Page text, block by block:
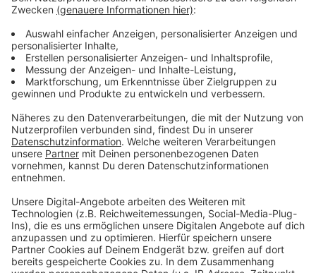
Einen Screenshot zu machen, das wissen viele, geht
mit der "Druck“ Taste. Da wird aber gleich der ganze
Bildschirm abfotografiert, sodass man das Bild
hinterher noch schneiden muss. Das geht viel
einfacher: "
Windows-Taste + Umschalttaste+
S" öffnet eine Screenshot-Ansicht, die man bearbeitet
kann. Das heißt, man kann dort mit ein paar kleinen
Werkzeugen seinen Bildausschnitt direkt bearbeiten
und woanders einfügen und muss nicht erst den
Screenshot in ein Bildbearbeitungsprogramm
kopieren.
Anzeige